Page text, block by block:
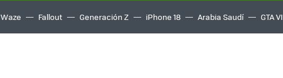
Waze Fallout Generación Z iPhone 18 Arabia Saudí GTA VI